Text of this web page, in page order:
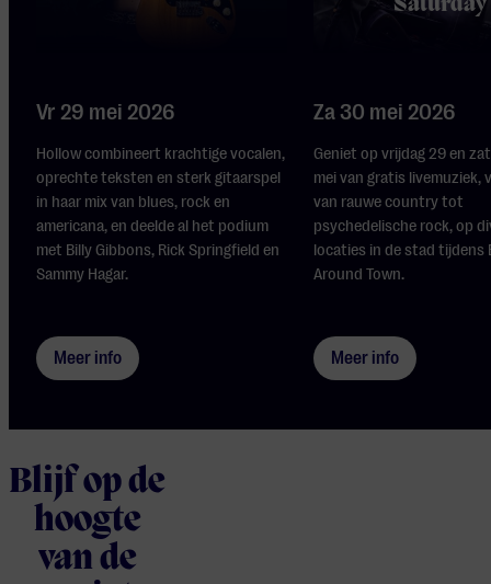
Vr 29 mei 2026
Hollow combineert krachtige vocalen,
oprechte teksten en sterk gitaarspel
in haar mix van blues, rock en
americana, en deelde al het podium
met Billy Gibbons, Rick Springfield en
Sammy Hagar.
Meer info
Saturday
Za 30 mei 2026
Geniet op vrijdag 29 en
mei van gratis livemuziek,
van rauwe country tot
psychedelische rock, op
locaties in de stad tijdens
Around Town.
Meer info
Blijf op de
hoogte
van de